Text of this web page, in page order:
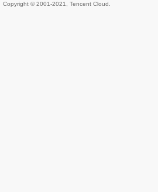
Copyright © 2001-2021, Tencent Cloud.